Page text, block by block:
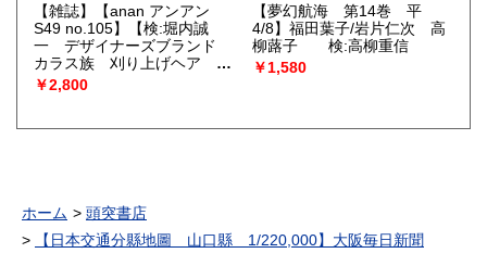
【雑誌】【anan アンアン
S49 no.105】【検:堀内誠
一 デザイナーズブランド
カラス族 刈り上げヘア ハ
ウスマヌカン ELLE アンア
ン エルジャポン】
￥2,800
【夢幻航海 第14巻 平
4/8】福田葉子/岩片仁次 高
柳蕗子 検:高柳重信
￥1,580
ホーム
頭突書店
【日本交通分縣地圖 山口縣 1/220,000】大阪毎日新聞